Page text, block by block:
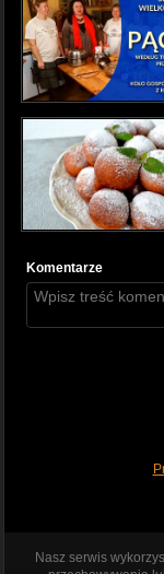
Komentarze
Nasz serwis